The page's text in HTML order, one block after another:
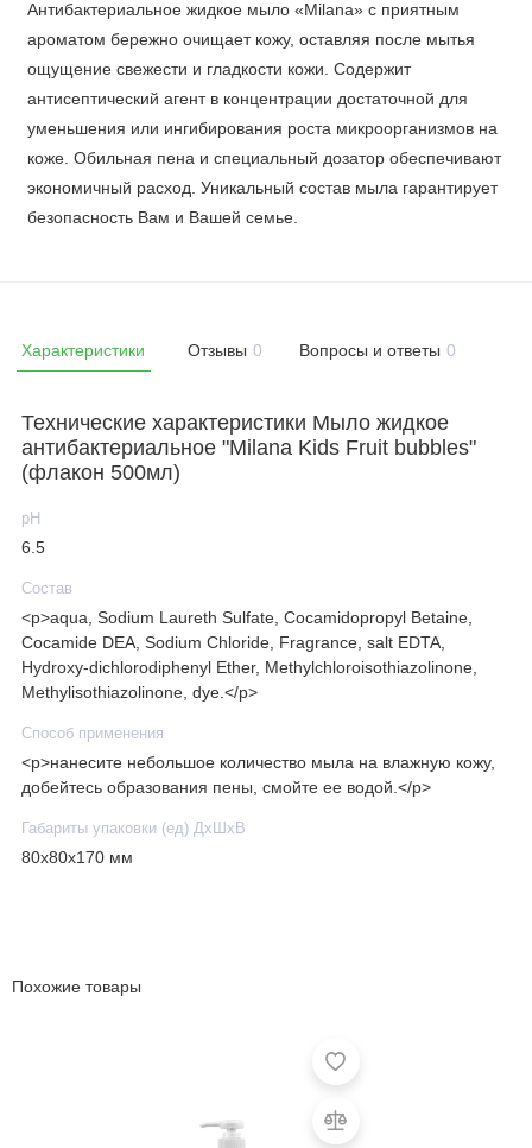
Антибактериальное жидкое мыло «Milana» с приятным
ароматом бережно очищает кожу, оставляя после мытья
ощущение свежести и гладкости кожи. Содержит
антисептический агент в концентрации достаточной для
уменьшения или ингибирования роста микроорганизмов на
коже. Обильная пена и специальный дозатор обеспечивают
экономичный расход. Уникальный состав мыла гарантирует
безопасность Вам и Вашей семье.
Характеристики Отзывы 0 Вопросы и ответы 0
Технические характеристики Мыло жидкое
антибактериальное "Milana Kids Fruit bubbles"
(флакон 500мл)
рН
6.5
Состав
<p>aqua, Sodium Laureth Sulfate, Cocamidopropyl Betaine,
Cocamide DEA, Sodium Chloride, Fragrance, salt EDTA,
Hydroxy-dichlorodiphenyl Ether, Methylchloroisothiazolinone,
Methylisothiazolinone, dye.</p>
Способ применения
<p>нанесите небольшое количество мыла на влажную кожу,
добейтесь образования пены, смойте ее водой.</p>
Габариты упаковки (ед) ДхШхВ
80x80x170 мм
Похожие товары